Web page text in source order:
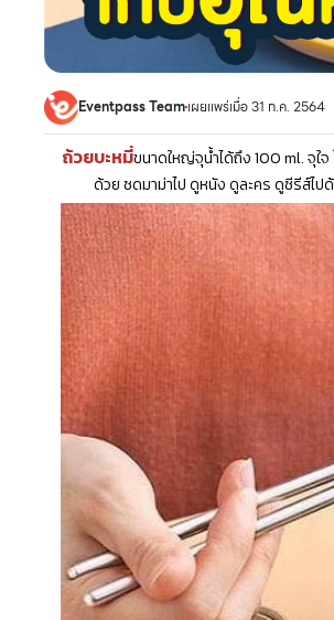
Eventpass Teamเผยแพร่เมื่อ 31 ก.ค. 2564
ถ้วยบะหมี่ขนาดใหญ่จุน้ำได้ถึง 100 ml. จุใจ
ด้วย ซดมาม่าไป ดูหนัง ดูละคร ดูซีรีส์ไ